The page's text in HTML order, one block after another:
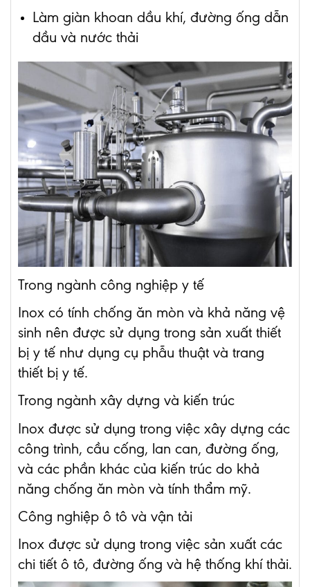
Làm giàn khoan dầu khí, đường ống dẫn
dầu và nước thải
Trong ngành công nghiệp y tế
Inox có tính chống ăn mòn và khả năng vệ
sinh nên được sử dụng trong sản xuất thiết
bị y tế như dụng cụ phẫu thuật và trang
thiết bị y tế.
Trong ngành xây dựng và kiến trúc
Inox được sử dụng trong việc xây dựng các
công trình, cầu cống, lan can, đường ống,
và các phần khác của kiến trúc do khả
năng chống ăn mòn và tính thẩm mỹ.
Công nghiệp ô tô và vận tải
Inox được sử dụng trong việc sản xuất các
chi tiết ô tô, đường ống và hệ thống khí thải.